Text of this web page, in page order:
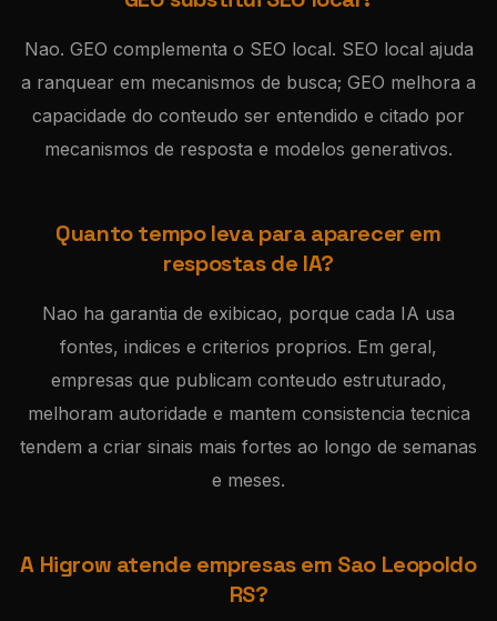
Nao. GEO complementa o SEO local. SEO local ajuda
a ranquear em mecanismos de busca; GEO melhora a
capacidade do conteudo ser entendido e citado por
mecanismos de resposta e modelos generativos.
Quanto tempo leva para aparecer em
respostas de IA?
Nao ha garantia de exibicao, porque cada IA usa
fontes, indices e criterios proprios. Em geral,
empresas que publicam conteudo estruturado,
melhoram autoridade e mantem consistencia tecnica
tendem a criar sinais mais fortes ao longo de semanas
e meses.
A Higrow atende empresas em Sao Leopoldo
RS?